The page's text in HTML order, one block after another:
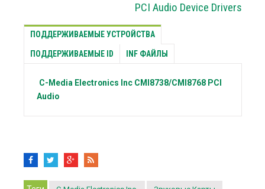
PCI Audio Device Drivers
ПОДДЕРЖИВАЕМЫЕ УСТРОЙСТВА
ПОДДЕРЖИВАЕМЫЕ ID INF ФАЙЛЫ
C-Media Electronics Inc CMI8738/CMI8768 PCI
Audio